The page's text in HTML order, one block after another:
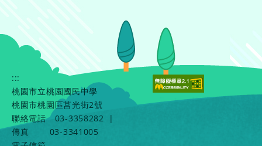
:::
桃園市立桃園國民中學
桃園市桃園區莒光街2號
聯絡電話
03-3358282
|
傳真
03-3341005